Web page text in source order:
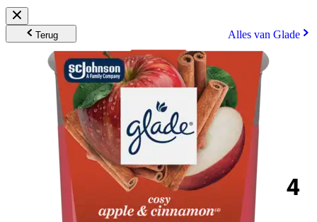
Terug Alles van Glade
4